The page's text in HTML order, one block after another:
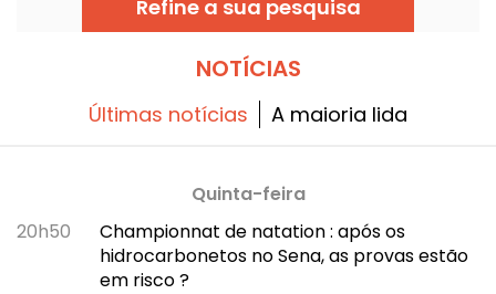
Refine a sua pesquisa
NOTÍCIAS
Últimas notícias A maioria lida
Quinta-feira
20h50
Championnat de natation : após os
hidrocarbonetos no Sena, as provas estão
em risco ?